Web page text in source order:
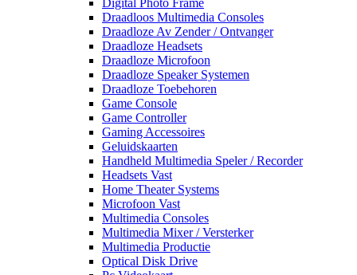
Draadloos Multimedia Consoles
Draadloze Av Zender / Ontvanger
Draadloze Headsets
Draadloze Microfoon
Draadloze Speaker Systemen
Draadloze Toebehoren
Game Console
Game Controller
Gaming Accessoires
Geluidskaarten
Handheld Multimedia Speler / Recorder
Headsets Vast
Home Theater Systems
Microfoon Vast
Multimedia Consoles
Multimedia Mixer / Versterker
Multimedia Productie
Optical Disk Drive